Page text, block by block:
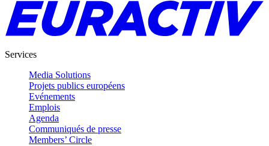
Services
Media Solutions
Projets publics européens
Evénements
Emplois
Agenda
Communiqués de presse
Members’ Circle